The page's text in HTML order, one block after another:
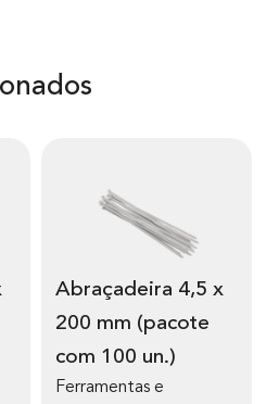
Abraçadeira 4,5 x
200 mm (pacote
com 100 un.)
Ferramentas e